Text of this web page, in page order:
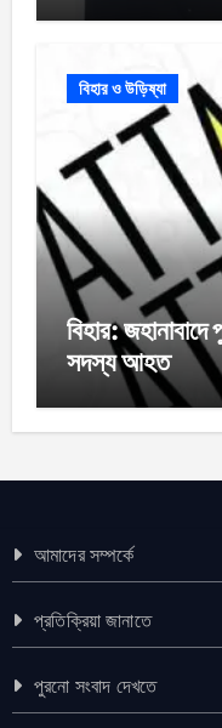
বিহার ও উড়িষ্যা
বিহার:
সদস্য আহত
আমাদের সম্পর্কে
প্রতিক্রিয়া জানাতে
পুরনো সংবাদ দেখতে